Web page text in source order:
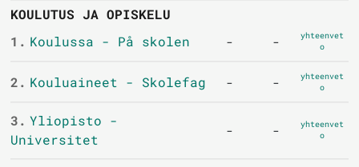
KOULUTUS JA OPISKELU
1. Koulussa - På skolen - -
yhteenvet
o
2. Kouluaineet - Skolefag - -
yhteenvet
o
3. Yliopisto -
Universitet
- -
yhteenvet
o